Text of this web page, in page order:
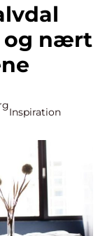
og nært
Inspiration